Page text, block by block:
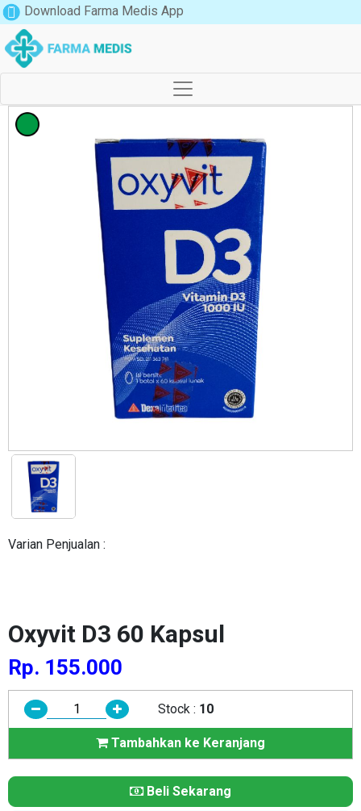
Varian Penjualan :
Oxyvit D3 60 Kapsul
Rp. 155.000
Stock : 10
Tambahkan ke Keranjang
Beli Sekarang
Download Farma Medis App